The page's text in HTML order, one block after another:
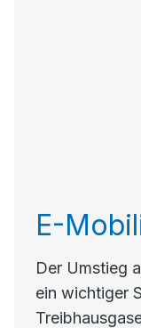
E-
Der Umstieg
ein wichtiger